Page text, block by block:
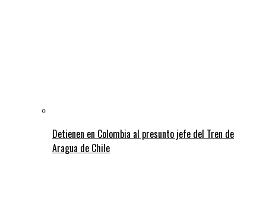
Detienen en Colombia al presunto jefe del Tren de
Aragua de Chile